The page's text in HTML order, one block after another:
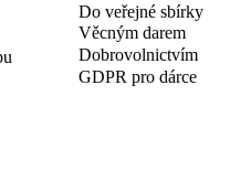
Do veřejné sbírky
Věcným darem
Dobrovolnictvím
GDPR pro dárce